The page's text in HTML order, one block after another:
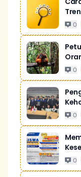
0
0
0
0